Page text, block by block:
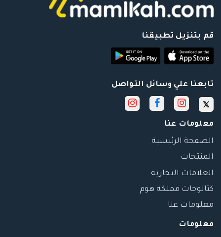
قم بتنزيل تطبيقنا
تابعنا علي وسائل التواصل
معلومات عنا
الصفحة الرئيسية
المنتجات
العلامات التجارية
كتالوجات مملكة هوم
معلومات عنا
معلومات